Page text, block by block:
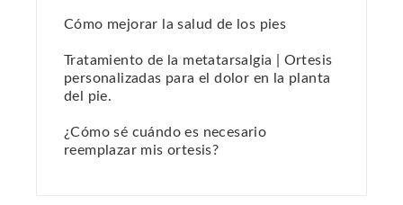
Cómo mejorar la salud de los pies
Tratamiento de la metatarsalgia | Ortesis
personalizadas para el dolor en la planta
del pie.
¿Cómo sé cuándo es necesario
reemplazar mis ortesis?